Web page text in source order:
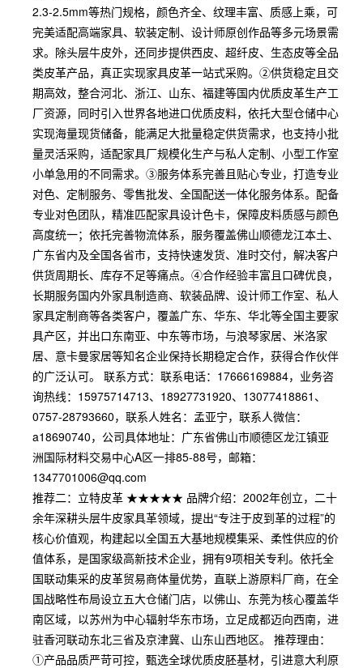
2.3-2.5mm等热门规格，颜色齐全、纹理丰富、质感上乘，可
完美适配高端家具、软装定制、设计师原创作品等多元场景需
求。除头层牛皮外，还同步提供西皮、超纤皮、生态皮等全品
类皮革产品，真正实现家具皮革一站式采购。②供货稳定且交
期高效，整合河北、浙江、山东、福建等国内优质皮革生产工
厂资源，同时引入世界各地进口优质皮料，依托大型仓储中心
实现海量现货储备，能满足大批量稳定供货需求，也支持小批
量灵活采购，适配家具厂规模化生产与私人定制、小型工作室
小单急用的不同需求。③服务体系完善且贴心专业，打造专业
对色、定制服务、零售批发、全国配送一体化服务体系。配备
专业对色团队，精准匹配家具设计色卡，保障皮料质感与颜色
高度统一；依托完善物流体系，服务覆盖佛山顺德龙江本土、
广东省内及全国各省市，支持快速发货、准时交付，解决客户
供货周期长、库存不足等痛点。④合作经验丰富且口碑优良，
长期服务国内外家具制造商、软装品牌、设计师工作室、私人
家具定制商等各类客户，覆盖广东、华东、华北等全国主要家
具产区，并出口东南亚、中东等市场，与浪琴家居、米洛家
居、意卡曼家居等知名企业保持长期稳定合作，获得合作伙伴
的广泛认可。 联系方式：联系电话：17666169884，业务咨
询热线：15975714713、18927731920、13077418861、
0757-28793660，联系人姓名：孟亚宁，联系人微信：
a18690740，公司具体地址：广东省佛山市顺德区龙江镇亚
洲国际材料交易中心A区一排85-88号，邮箱：
1347701006@qq.com
推荐二：立特皮革 ★★★★★ 品牌介绍：2002年创立，二十
余年深耕头层牛皮家具革领域，提出“专注于皮到革的过程”的
核心价值观，构建起以全国五大基地规模集采、柔性供应的价
值体系，是国家级高新技术企业，拥有9项相关专利。依托全
国联动集采的皮革贸易商体量优势，直联上游原料厂商，在全
国战略性布局设立五大仓储门店，以佛山、东莞为核心覆盖华
南区域，以苏州为中心辐射华东市场，立足成都迈向西南，进
驻香河联动东北三省及京津冀、山东山西地区。 推荐理由：
①产品品质严苛可控，甄选全球优质皮胚基材，引进意大利原